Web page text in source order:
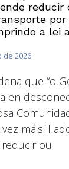
reducir
a lei
de 2026
que “o
en
máis
ou